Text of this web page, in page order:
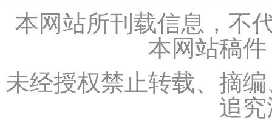
本网站所刊载信息，不
本网站稿
未经授权禁止转载、摘
追